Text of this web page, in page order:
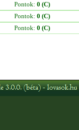
Pontok: 0 (C)
Pontok: 0 (C)
Pontok: 0 (C)